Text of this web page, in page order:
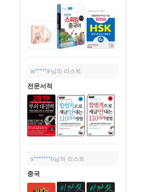
w*****e님의 리스트
전문서적
s*******n님의 리스트
중국